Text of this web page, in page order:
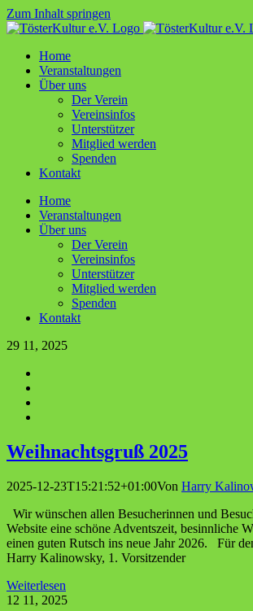
Zum Inhalt springen
Home
Ver­an­stal­tun­gen
Über uns
Der Ver­ein
Ver­ein­sin­fos
Unter­stüt­zer
Mit­glied werden
Spen­den
Kon­takt
Home
Ver­an­stal­tun­gen
Über uns
Der Ver­ein
Ver­ein­sin­fos
Unter­stüt­zer
Mit­glied werden
Spen­den
Kon­takt
29 11, 2025
Weih­nachts­gruß 2025
2025-12-23T15:21:52+01:00Von Harry
Wir wünschen allen Besucherinnen und
Website eine schöne Adventszeit, besinnliche
einen guten Rutsch ins neue Jahr 2026. Für
Harry Kalinowsky, 1. Vorsitzender
Weiterlesen
12 11, 2025